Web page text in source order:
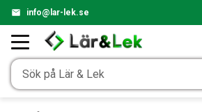
info@lar-lek.se